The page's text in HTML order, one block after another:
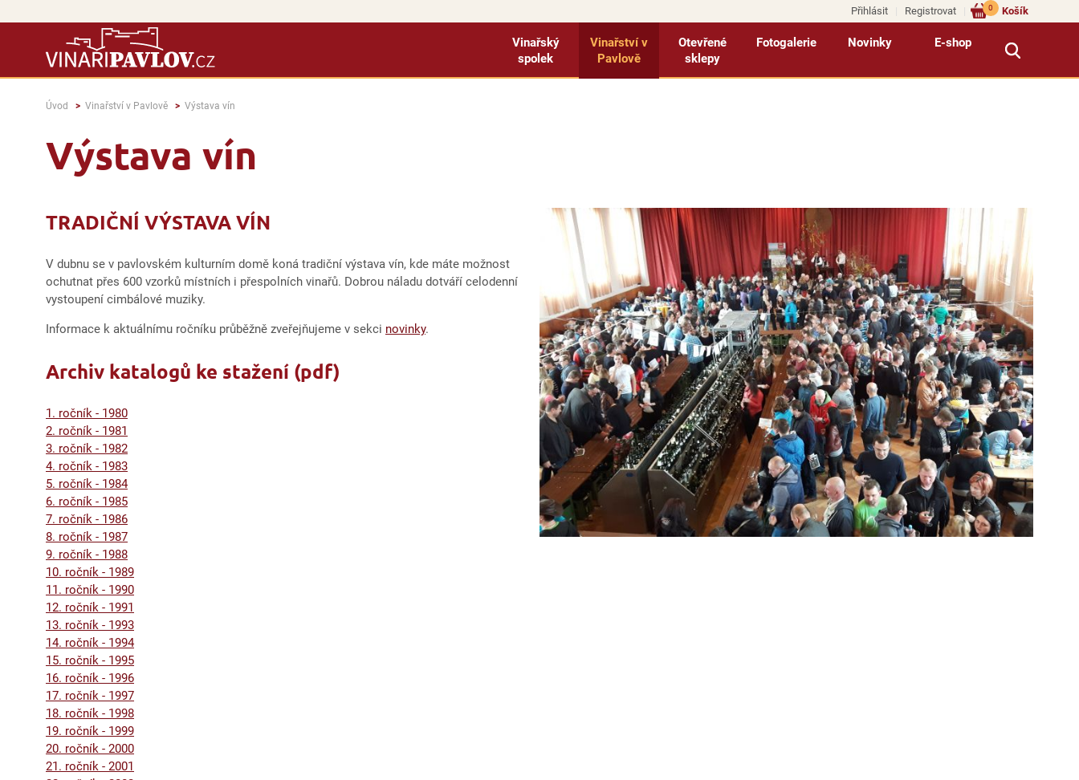
Přihlásit Registrovat Košík
0
Vinařský
spolek
Vinařství v
Pavlově
Otevřené
sklepy
Fotogalerie Novinky E-shop
Úvod Vinařství v Pavlově Výstava vín
Výstava vín
TRADIČNÍ VÝSTAVA VÍN
V dubnu se v pavlovském kulturním domě koná tradiční výstava vín, kde máte možnost
ochutnat přes 600 vzorků místních i přespolních vinařů. Dobrou náladu dotváří celodenní
vystoupení cimbálové muziky.
Informace k aktuálnímu ročníku průběžně zveřejňujeme v sekci novinky.
Archiv katalogů ke stažení (pdf)
1. ročník - 1980
2. ročník - 1981
3. ročník - 1982
4. ročník - 1983
5. ročník - 1984
6. ročník - 1985
7. ročník - 1986
8. ročník - 1987
9. ročník - 1988
10. ročník - 1989
11. ročník - 1990
12. ročník - 1991
13. ročník - 1993
14. ročník - 1994
15. ročník - 1995
16. ročník - 1996
17. ročník - 1997
18. ročník - 1998
19. ročník - 1999
20. ročník - 2000
21. ročník - 2001